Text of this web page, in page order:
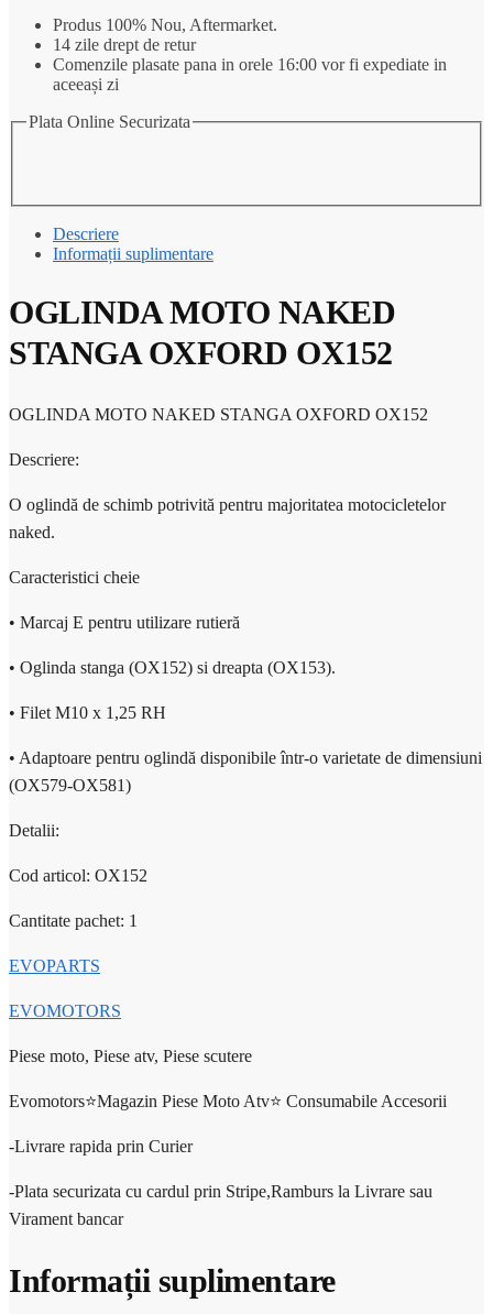
OXFORD
OX152
Produs 100% Nou, Aftermarket.
14 zile drept de retur
Comenzile plasate pana in orele 16:00 vor fi expediate in
aceeași zi
Plata Online Securizata
Descriere
Informații suplimentare
OGLINDA MOTO NAKED
STANGA OXFORD OX152
OGLINDA MOTO NAKED STANGA OXFORD OX152
Descriere:
O oglindă de schimb potrivită pentru majoritatea motocicletelor
naked.
Caracteristici cheie
• Marcaj E pentru utilizare rutieră
• Oglinda stanga (OX152) si dreapta (OX153).
• Filet M10 x 1,25 RH
• Adaptoare pentru oglindă disponibile într-o varietate de dimensiuni
(OX579-OX581)
Detalii:
Cod articol: OX152
Cantitate pachet: 1
EVOPARTS
EVOMOTORS
Piese moto, Piese atv, Piese scutere
Evomotors⭐️Magazin Piese Moto Atv⭐️ Consumabile Accesorii
-Livrare rapida prin Curier
-Plata securizata cu cardul prin Stripe,Ramburs la Livrare sau
Virament bancar
Informații suplimentare